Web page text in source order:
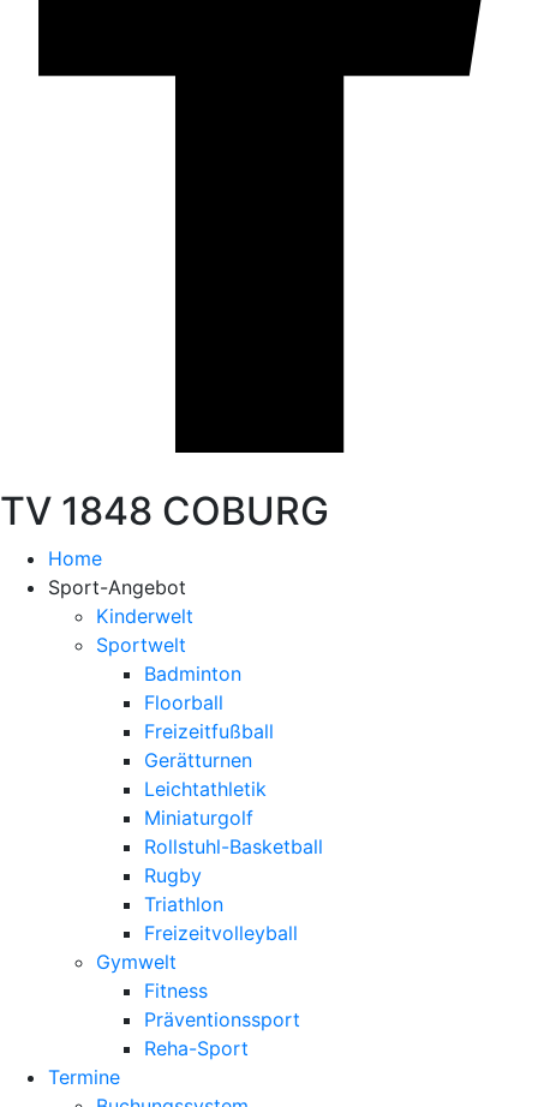
TV 1848 COBURG
Home
Sport-Angebot
Kinderwelt
Sportwelt
Badminton
Floorball
Freizeitfußball
Gerätturnen
Leichtathletik
Miniaturgolf
Rollstuhl-Basketball
Rugby
Triathlon
Freizeitvolleyball
Gymwelt
Fitness
Präventionssport
Reha-Sport
Termine